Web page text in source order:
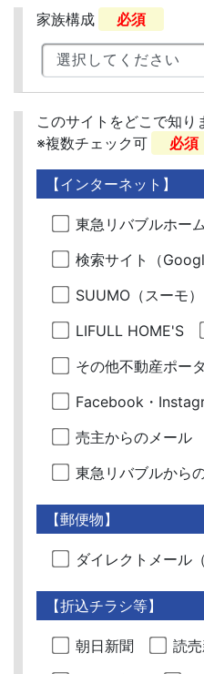
家族構成 必須
このサイトをどこで知り
※複数チェック可
必須
【インターネット】
東急リバブルホー
検索サイト（
SUUMO（スーモ）
LIFULL HOME'S
その他不動産ポー
Facebook・
売主からのメール
東急リバブルから
【郵便物】
ダイレクトメール
【折込チラシ等】
朝日新聞 読